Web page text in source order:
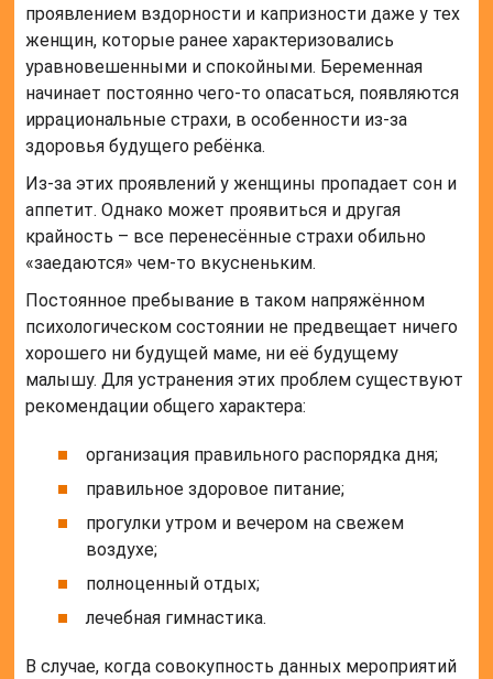
проявлением вздорности и капризности даже у тех
женщин, которые ранее характеризовались
уравновешенными и спокойными. Беременная
начинает постоянно чего-то опасаться, появляются
иррациональные страхи, в особенности из-за
здоровья будущего ребёнка.
Из-за этих проявлений у женщины пропадает сон и
аппетит. Однако может проявиться и другая
крайность – все перенесённые страхи обильно
«заедаются» чем-то вкусненьким.
Постоянное пребывание в таком напряжённом
психологическом состоянии не предвещает ничего
хорошего ни будущей маме, ни её будущему
малышу. Для устранения этих проблем существуют
рекомендации общего характера:
организация правильного распорядка дня;
правильное здоровое питание;
прогулки утром и вечером на свежем
воздухе;
полноценный отдых;
лечебная гимнастика.
В случае, когда совокупность данных мероприятий